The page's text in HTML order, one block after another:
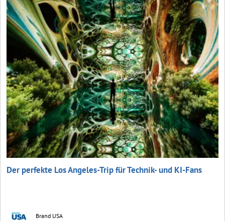
Der perfekte Los Angeles-Trip für Technik- und KI-Fans
Brand USA